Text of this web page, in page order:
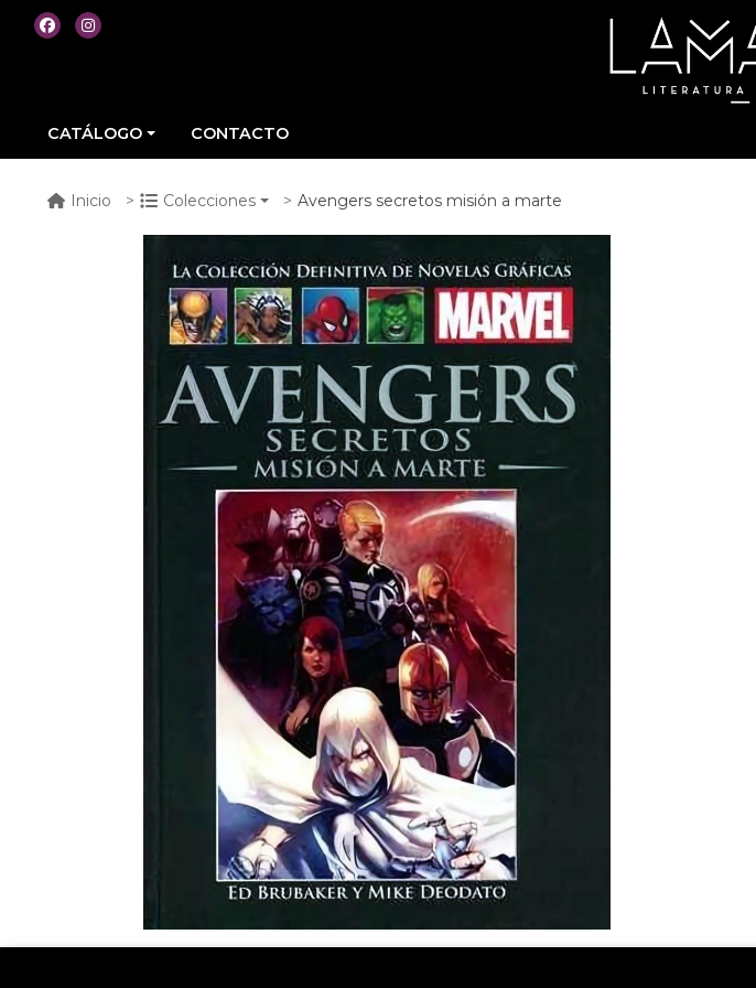
CATÁLOGO CONTACTO
Inicio Colecciones Avengers secretos misión a marte